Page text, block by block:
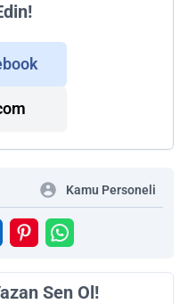
Kamu Personeli
Sen Ol!